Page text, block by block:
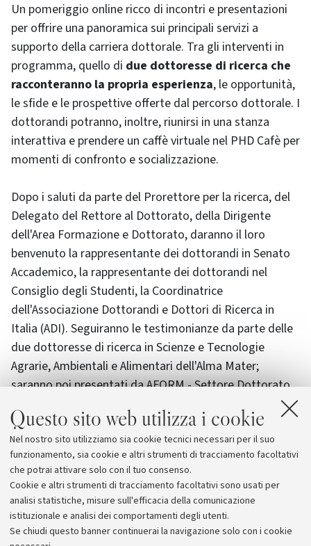
Questo sito web utilizza i cookie
Nel nostro sito utilizziamo sia cookie tecnici necessari per il suo
funzionamento, sia cookie e altri strumenti di tracciamento facoltativi
che potrai attivare solo con il tuo consenso.
Cookie e altri strumenti di tracciamento facoltativi sono usati per
analisi statistiche, misure sull'efficacia della comunicazione
istituzionale e analisi dei comportamenti degli utenti.
Se chiudi questo banner continuerai la navigazione solo con i cookie
Un pomeriggio online ricco di incontri e presentazioni
per offrire una panoramica sui principali servizi a
supporto della carriera dottorale. Tra gli interventi in
programma, quello di due dottoresse di ricerca che
racconteranno la propria esperienza, le opportunità,
le sfide e le prospettive offerte dal percorso dottorale. I
dottorandi potranno, inoltre, riunirsi in una stanza
interattiva e prendere un caffè virtuale nel PHD Cafè per
momenti di confronto e socializzazione.
Dopo i saluti da parte del Prorettore per la ricerca, del
Delegato del Rettore al Dottorato, della Dirigente
dell'Area Formazione e Dottorato, daranno il loro
benvenuto la rappresentante dei dottorandi in Senato
Accademico, la rappresentante dei dottorandi nel
Consiglio degli Studenti, la Coordinatrice
dell'Associazione Dottorandi e Dottori di Ricerca in
Italia (ADI). Seguiranno le testimonianze da parte delle
due dottoresse di ricerca in Scienze e Tecnologie
Agrarie, Ambientali e Alimentari dell'Alma Mater;
saranno poi presentati da AFORM - Settore Dottorato
di Ricerca i servizi a supporto del dottorato di ricerca,
per poi lasciare spazio alle domande.
Maggiori informazioni